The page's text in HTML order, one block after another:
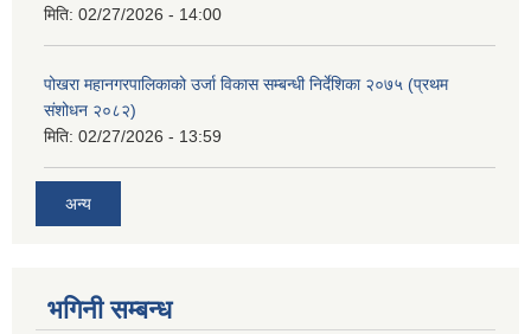
मिति: 02/27/2026 - 14:00
पोखरा महानगरपालिकाको उर्जा विकास सम्बन्धी निर्देशिका २०७५ (प्रथम
संशोधन २०८२)
मिति: 02/27/2026 - 13:59
अन्य
भगिनी सम्बन्ध